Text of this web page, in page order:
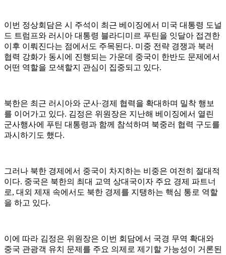
이번 정상회담은 시 주석이 최근 베이징에서 미국 대통령 도널
드 트럼프와 러시아 대통령 블라디미르 푸틴을 잇달아 접견한
이후 이뤄진다는 점에서도 주목된다. 미중 전략 경쟁과 북러
협력 강화가 동시에 진행되는 가운데 중국이 한반도 문제에서
어떤 역할을 모색할지 관심이 집중되고 있다.
북한은 최근 러시아와 군사·경제 협력을 확대하며 밀착 행보
를 이어가고 있다. 김정은 위원장은 지난해 베이징에서 열린
군사행사에 푸틴 대통령과 함께 참석하며 북중러 협력 구도를
과시하기도 했다.
그러나 북한 경제에서 중국이 차지하는 비중은 여전히 절대적
이다. 중국은 북한의 최대 교역 상대국이자 주요 경제 파트너
로, 대외 제재 속에서도 북한 경제를 지탱하는 핵심 통로 역할
을 하고 있다.
이에 따라 김정은 위원장은 이번 회담에서 국경 무역 확대와
중국 관광객 유치 문제를 주요 의제로 제기할 가능성이 거론된